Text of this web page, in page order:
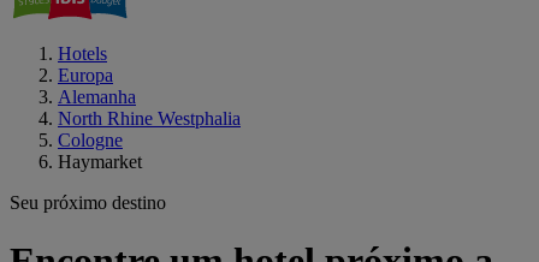
Hotels
Europa
Alemanha
North Rhine Westphalia
Cologne
Haymarket
Seu próximo destino